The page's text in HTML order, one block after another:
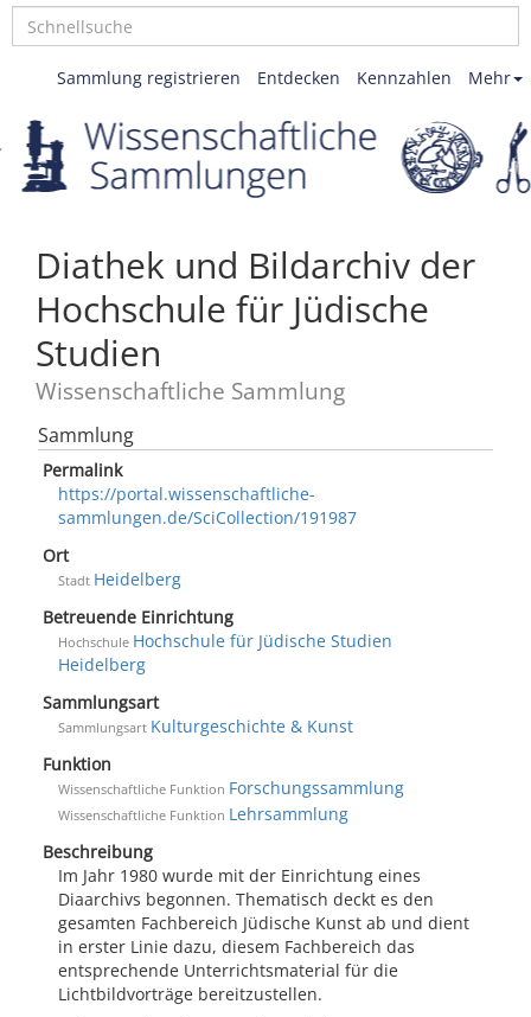
Mehr
Kennzahlen
Entdecken
Sammlung registrieren
Diathek und Bildarchiv der
Hochschule für Jüdische
Studien
Wissenschaftliche Sammlung
Sammlung
Permalink
https://portal.wissenschaftliche-
sammlungen.de/SciCollection/191987
Ort
Stadt Heidelberg
Betreuende Einrichtung
Hochschule Hochschule für Jüdische Studien
Heidelberg
Sammlungsart
Sammlungsart Kulturgeschichte & Kunst
Funktion
Wissenschaftliche Funktion Forschungssammlung
Wissenschaftliche Funktion Lehrsammlung
Beschreibung
Im Jahr 1980 wurde mit der Einrichtung eines
Diaarchivs begonnen. Thematisch deckt es den
gesamten Fachbereich Jüdische Kunst ab und dient
in erster Linie dazu, diesem Fachbereich das
entsprechende Unterrichtsmaterial für die
Lichtbildvorträge bereitzustellen.